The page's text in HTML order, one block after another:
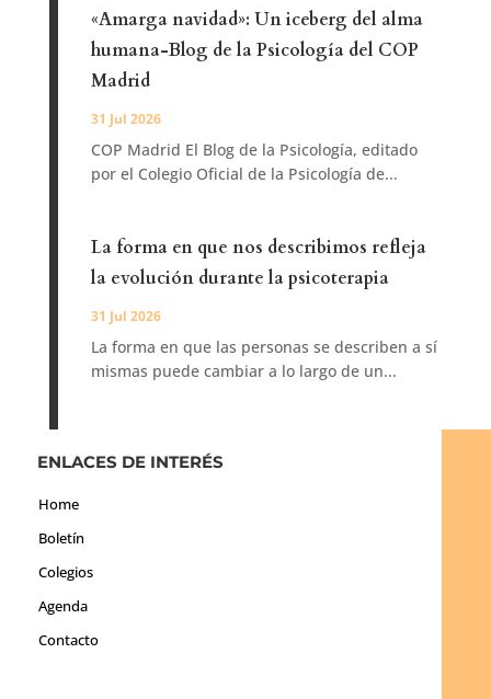
«Amarga navidad»: Un iceberg del alma
humana-Blog de la Psicología del COP
Madrid
31 Jul 2026
COP Madrid El Blog de la Psicología, editado
por el Colegio Oficial de la Psicología de...
La forma en que nos describimos refleja
la evolución durante la psicoterapia
31 Jul 2026
La forma en que las personas se describen a sí
mismas puede cambiar a lo largo de un...
ENLACES DE INTERÉS
Home
Boletín
Colegios
Agenda
Contacto